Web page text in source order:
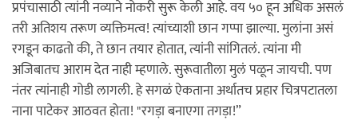
प्रपंचासाठी त्यांनी नव्याने नोकरी सुरू केली आहे. वय ५० हून अधिक असलं
तरी अतिशय तरूण व्यक्तिमत्व! त्यांच्याशी छान गप्पा झाल्या. मुलांना असं
रगडून काढतो की, ते छान तयार होतात, त्यांनी सांगितलं. त्यांना मी
अजिबातच आराम देत नाही म्हणाले. सुरूवातीला मुलं पळून जायची. पण
नंतर त्यांनाही गोडी लागली. हे सगळं ऐकताना अर्थातच प्रहार चित्रपटातला
नाना पाटेकर आठवत होता! "रगड़ा बनाएगा तगड़ा!”